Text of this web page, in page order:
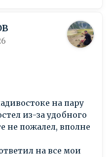
на пару
из-за удобного
не пожалел, вполне
на все мои